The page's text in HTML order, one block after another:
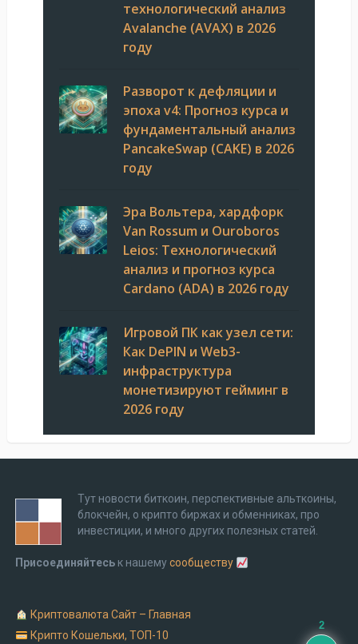
технологический анализ
Avalanche (AVAX) в 2026
году
Разворот к дефляции и
эпоха v4: Прогноз курса и
фундаментальный анализ
PancakeSwap (CAKE) в 2026
году
Эра Вольтера, хардфорк
Van Rossum и Ouroboros
Leios: Технологический
анализ и прогноз курса
Cardano (ADA) в 2026 году
Игровой ПК как узел сети:
Как DePIN и Web3-
инфраструктура
монетизируют гейминг в
2026 году
Тут новости биткоин, перспективные альткоины,
блокчейн, о крипто биржах и обменниках, про
инвестиции, и много других полезных статей.
Присоединяйтесь к нашемусообществу
Криптовалюта Cайт – Главная
Крипто Кошельки, ТОП-10
2